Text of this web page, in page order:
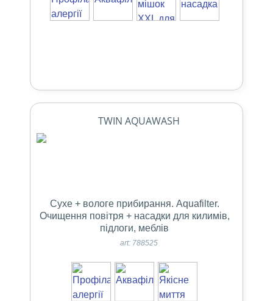
TWIN AQUAWASH
Сухе + вологе прибирання. Aquafilter.
Очищення повітря + насадки для килимів,
підлоги, меблів
art: 788525